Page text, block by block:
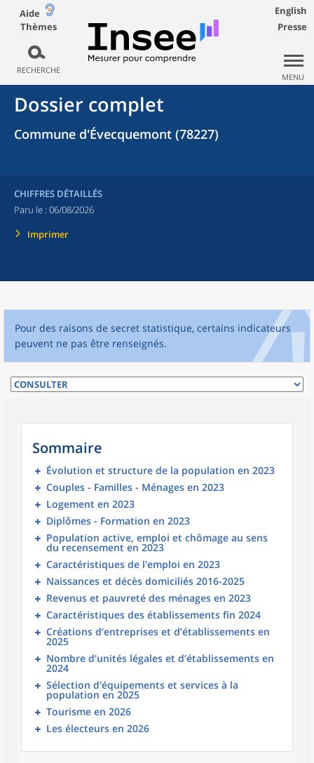
Aide
Thèmes
RECHERCHE
English
Presse
MENU
Dossier complet
Commune d'Évecquemont (78227)
CHIFFRES DÉTAILLÉS
Paru le : 06/08/2026
Imprimer
Pour des raisons de secret statistique, certains indicateurs
peuvent ne pas être renseignés.
Sommaire
Évolution et structure de la population en 2023
Couples - Familles - Ménages en 2023
Logement en 2023
Diplômes - Formation en 2023
Population active, emploi et chômage au sens
du recensement en 2023
Caractéristiques de l'emploi en 2023
Naissances et décès domiciliés 2016-2025
Revenus et pauvreté des ménages en 2023
Caractéristiques des établissements fin 2024
Créations d’entreprises et d’établissements en
2025
Nombre d’unités légales et d’établissements en
2024
Sélection d'équipements et services à la
population en 2025
Tourisme en 2026
Les électeurs en 2026